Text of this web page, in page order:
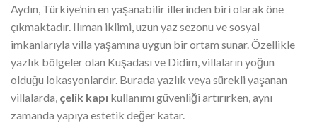
Aydın, Türkiye’nin en yaşanabilir illerinden biri olarak öne
çıkmaktadır. Ilıman iklimi, uzun yaz sezonu ve sosyal
imkanlarıyla villa yaşamına uygun bir ortam sunar. Özellikle
yazlık bölgeler olan Kuşadası ve Didim, villaların yoğun
olduğu lokasyonlardır. Burada yazlık veya sürekli yaşanan
villalarda, çelik kapı kullanımı güvenliği artırırken, aynı
zamanda yapıya estetik değer katar.